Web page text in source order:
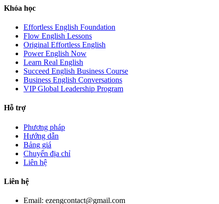
Khóa học
Effortless English Foundation
Flow English Lessons
Original Effortless English
Power English Now
Learn Real English
Succeed English Business Course
Business English Conversations
VIP Global Leadership Program
Hỗ trợ
Phương pháp
Hướng dẫn
Bảng giá
Chuyển địa chỉ
Liên hệ
Liên hệ
Email: ezengcontact@gmail.com